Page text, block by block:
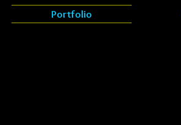
Portfolio